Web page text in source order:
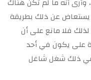
يستعاض عن ذلك بطريقة
فلا مانع على أن
على يكون في أحد
في ذلك شغل شاغل